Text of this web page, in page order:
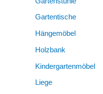
Gartentische
Hängemöbel
Holzbank
Kindergartenmöbel
Liege